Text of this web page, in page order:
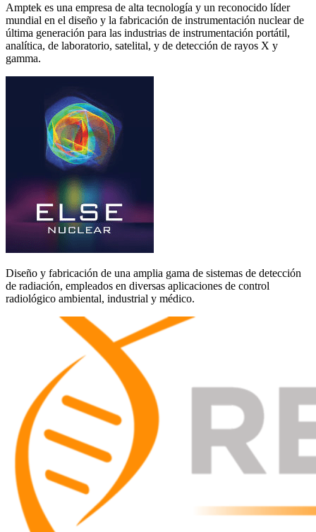
Amptek es una empresa de alta tecnología y un reconocido líder
mundial en el diseño y la fabricación de instrumentación nuclear de
última generación para las industrias de instrumentación portátil,
analítica, de laboratorio, satelital, y de detección de rayos X y
gamma.
Diseño y fabricación de una amplia gama de sistemas de detección
de radiación, empleados en diversas aplicaciones de control
radiológico ambiental, industrial y médico.